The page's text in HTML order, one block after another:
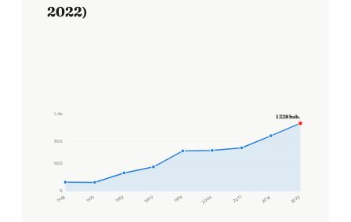
2022)
0
500
900
1,4 k
1968 1975 1982 1990 1999 2006 2011 2016 2022
1 228 hab.